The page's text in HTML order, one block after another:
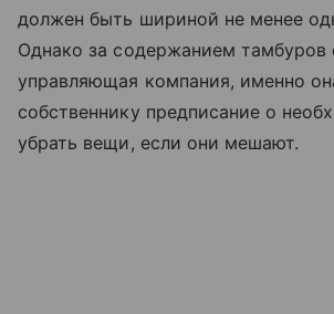
должен быть шириной не менее
Однако за содержанием тамбуров
управляющая компания, именно
собственнику предписание о
убрать вещи, если они мешают.